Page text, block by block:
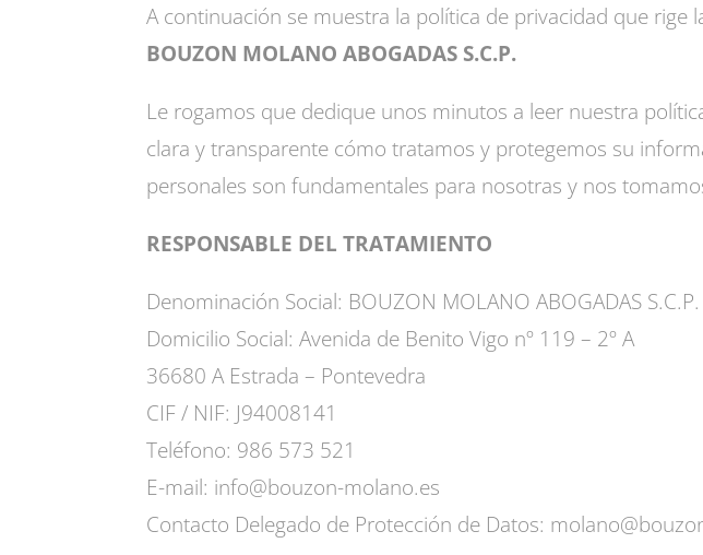
A continuación se muestra la política de privacidad que rige
BOUZON MOLANO ABOGADAS S.C.P.
Le rogamos que dedique unos minutos a leer nuestra
clara y transparente cómo tratamos y protegemos su
personales son fundamentales para nosotras y nos
RESPONSABLE DEL TRATAMIENTO
Denominación Social: BOUZON MOLANO ABOGADAS S.C.P.
Domicilio Social: Avenida de Benito Vigo nº 119 – 2º A
36680 A Estrada – Pontevedra
CIF / NIF: J94008141
Teléfono: 986 573 521
E-mail: info@bouzon-molano.es
Contacto Delegado de Protección de Datos: